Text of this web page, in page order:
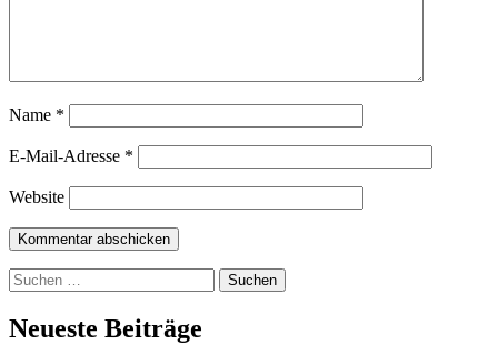
Name *
E-Mail-Adresse *
Website
Suchen
nach:
Neueste Beiträge